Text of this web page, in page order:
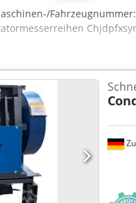
Fahrzeugnummer: